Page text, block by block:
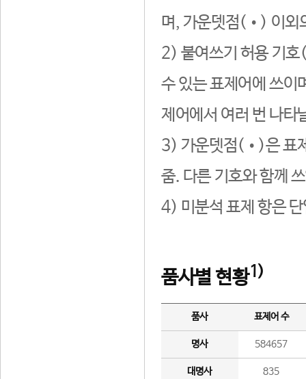
며, 가운뎃점(•) 이외
2) 붙여쓰기 허용 기호
수 있는 표제어에 쓰이
제어에서 여러 번 나타
3) 가운뎃점(•)은 표
줌. 다른 기호와 함께
4) 미분석 표제 항은
품사별 현황1)
품사 표제어 수
명사 584657
대명사 835